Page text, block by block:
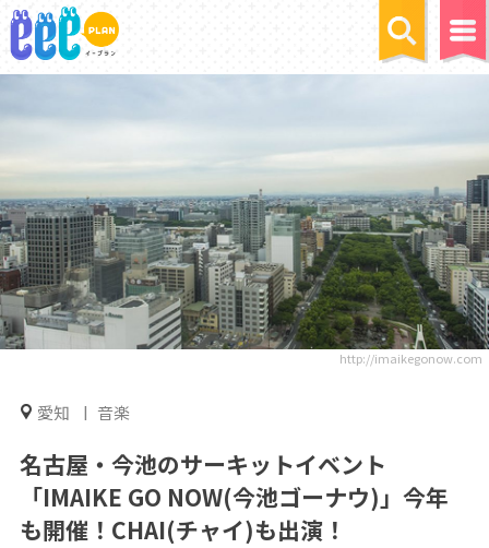
http://imaikegonow.com
愛知 音楽
名古屋・今池のサーキットイベント
「IMAIKE GO NOW(今池ゴーナウ)」今年
も開催！CHAI(チャイ)も出演！